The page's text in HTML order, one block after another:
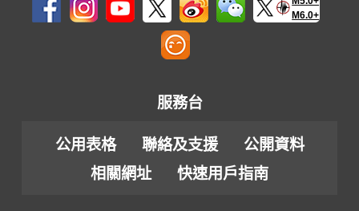
M6.0+
服務台
公用表格 聯絡及支援
公開資料
相關網址
快速用戶指南